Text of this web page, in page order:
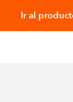
Ir al